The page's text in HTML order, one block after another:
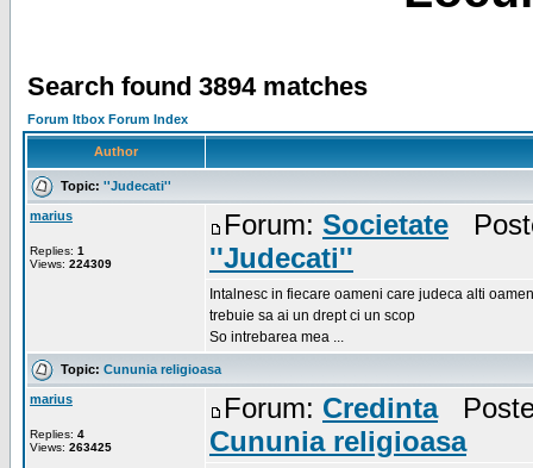
Search found 3894 matches
Forum Itbox Forum Index
Author
Topic: ''Judecati''
marius
Replies: 1
Views: 224309
Forum: Societate
''Judecati''
Intalnesc in fiecare oameni care judeca alti
trebuie sa ai un drept ci un scop
So intrebarea mea ...
Topic: Cununia religioasa
marius
Replies: 4
Views: 263425
Forum: Credinta
Cununia religioasa